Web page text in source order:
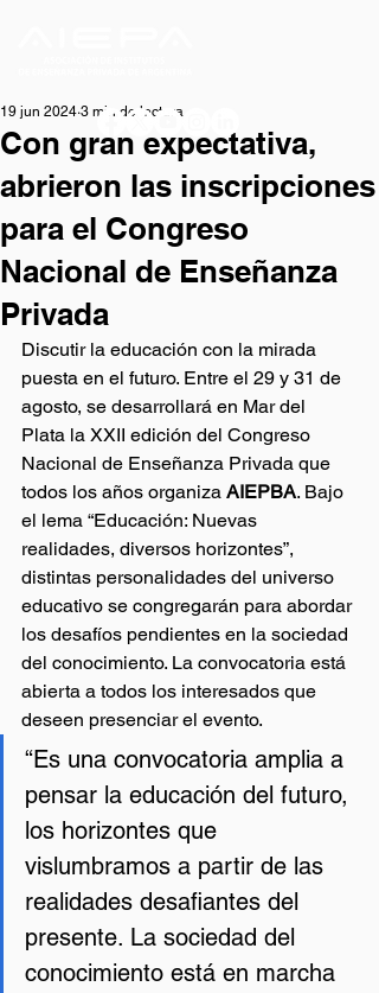
Con gran expectativa,
abrieron las inscripciones
para el Congreso
Nacional de Enseñanza
Privada
19 jun 2024 3 min de lectura
Discutir la educación con la mirada
puesta en el futuro. Entre el 29 y 31 de
agosto, se desarrollará en Mar del
Plata la XXII edición del Congreso
Nacional de Enseñanza Privada que
todos los años organiza AIEPBA. Bajo
el lema “Educación: Nuevas
realidades, diversos horizontes”,
distintas personalidades del universo
educativo se congregarán para abordar
los desafíos pendientes en la sociedad
del conocimiento. La convocatoria está
abierta a todos los interesados que
deseen presenciar el evento.
“Es una convocatoria amplia a
pensar la educación del futuro,
los horizontes que
vislumbramos a partir de las
realidades desafiantes del
presente. La sociedad del
conocimiento está en marcha